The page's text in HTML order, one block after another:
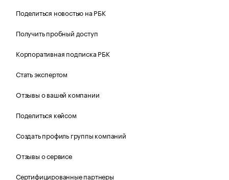
Поделиться новостью на РБК
Получить пробный доступ
Корпоративная подписка РБК
Стать экспертом
Отзывы о вашей компании
Поделиться кейсом
Создать профиль группы компаний
Отзывы о сервисе
Сертифицированные партнеры